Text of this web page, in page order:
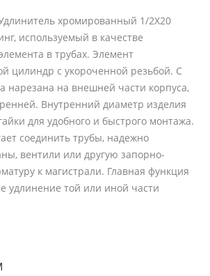
хромированный 1/2X20
используемый в качестве
в трубах. Элемент
цилиндр с укороченной резьбой. С
нарезана на внешней части корпуса,
Внутренний диаметр изделия
для удобного и быстрого монтажа.
соединить трубы, надежно
вентили или другую запорно-
к магистрали. Главная функция
удлинение той или иной части